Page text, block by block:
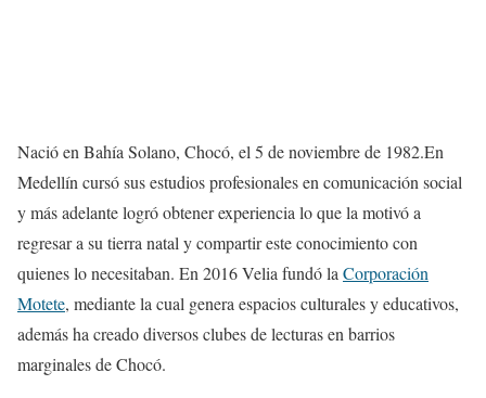
Nació en Bahía Solano, Chocó, el 5 de noviembre de 1982.En
Medellín cursó sus estudios profesionales en comunicación social
y más adelante logró obtener experiencia lo que la motivó a
regresar a su tierra natal y compartir este conocimiento con
quienes lo necesitaban. En 2016 Velia fundó la Corporación
Motete, mediante la cual genera espacios culturales y educativos,
además ha creado diversos clubes de lecturas en barrios
marginales de Chocó.